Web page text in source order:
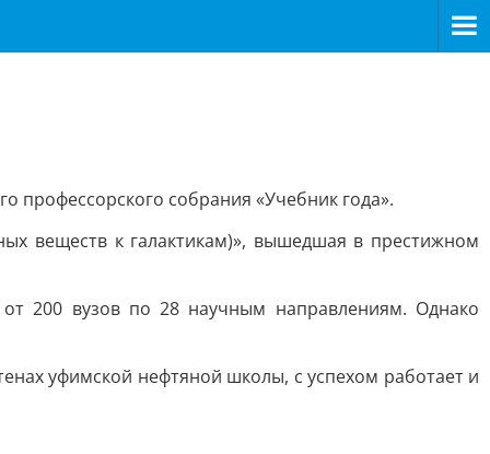
собрания «Учебник года».
веществ к галактикам)», вышедшая в престижном
200 вузов по 28 научным направлениям. Однако
уфимской нефтяной школы, с успехом работает и